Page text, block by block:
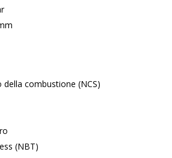
combustione (NCS)
(NBT)